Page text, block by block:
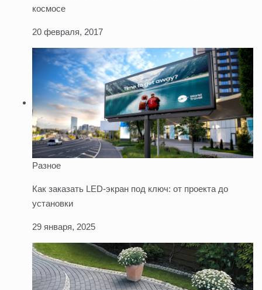
космосе
20 февраля, 2017
Разное
Как заказать LED-экран под ключ: от проекта до
установки
29 января, 2025